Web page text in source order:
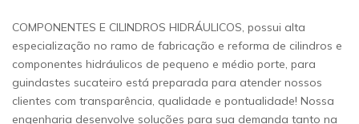
COMPONENTES E CILINDROS HIDRÁULICOS, possui alta
especialização no ramo de fabricação e reforma de cilindros e
componentes hidráulicos de pequeno e médio porte, para
guindastes sucateiro está preparada para atender nossos
clientes com transparência, qualidade e pontualidade! Nossa
engenharia desenvolve soluções para sua demanda tanto na